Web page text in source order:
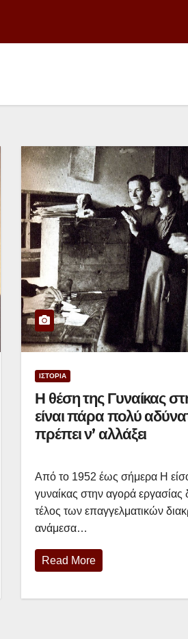
ΙΣΤΟΡΙΑ
Η θέση της Γυναίκας
είναι πάρα πολύ
πρέπει ν’ αλλάξει
Από το 1952 έως σήμερα Η
γυναίκας στην αγορά εργασίας
τέλος των επαγγελματικών
ανάμεσα…
Read More